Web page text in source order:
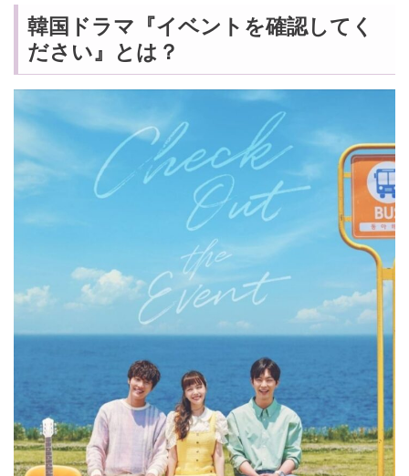
韓国ドラマ『イベントを確認してく
ださい』とは？